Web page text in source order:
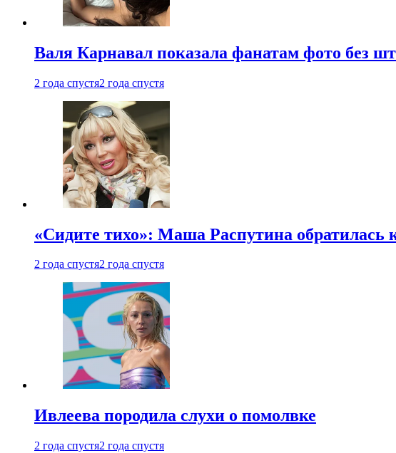
Валя Карнавал показала фанатам фото без
2 года спустя2 года спустя
«Сидите тихо»: Маша Распутина обратилась
2 года спустя2 года спустя
Ивлеева породила слухи о помолвке
2 года спустя2 года спустя